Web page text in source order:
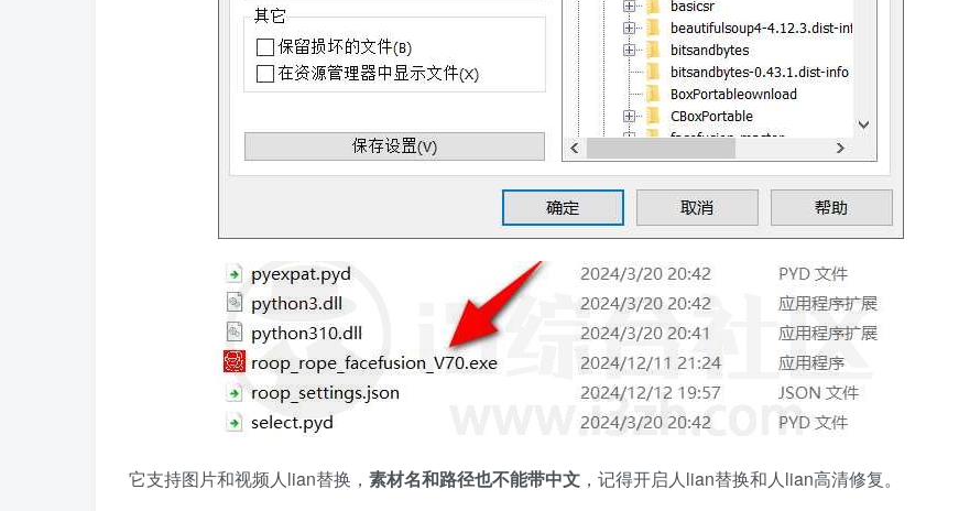
它支持图片和视频人lian替换， 素材名和路径也不能带中文 ，记得开启人lian替换和人lian高清修复。